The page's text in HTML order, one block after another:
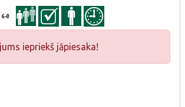
6-8
iepriekš jāpiesaka!